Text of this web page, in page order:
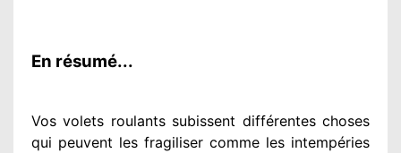
En résumé...
Vos volets roulants subissent différenteschoses
qui peuvent les fragiliser comme les intempéries